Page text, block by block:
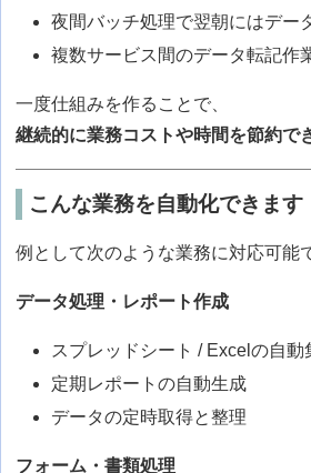
夜間バッチ処理で翌朝にはデー
複数サービス間のデータ転記作
一度仕組みを作ることで、
継続的に業務コストや時間を節約で
こんな業務を自動化できます
例として次のような業務に対応可能
データ処理・レポート作成
スプレッドシート / Excelの自動
定期レポートの自動生成
データの定時取得と整理
フォーム・書類処理